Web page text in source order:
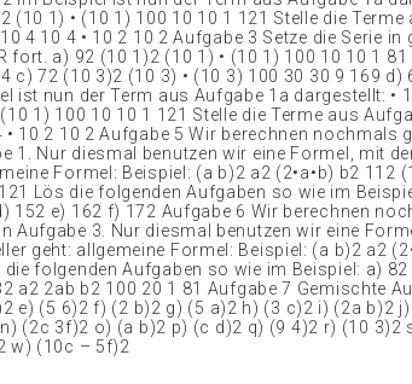
(10 1) • (10 1) 100 10 10 1 121 Stelle die
4 10 4 • 10 2 10 2 Aufgabe 3 Setze die Serie in
fort. a) 92 (10 1)2 (10 1) • (10 1) 100 10 10 1
c) 72 (10 3)2 (10 3) • (10 3) 100 30 30 9 169 d)
ist nun der Term aus Aufgabe 1a dargestellt: •
1) 100 10 10 1 121 Stelle die Terme aus
• 10 2 10 2 Aufgabe 5 Wir berechnen nochmals
1. Nur diesmal benutzen wir eine Formel, mit
Formel: Beispiel: (a b)2 a2 (2•a•b) b2 112
Lös die folgenden Aufgaben so wie im
152 e) 162 f) 172 Aufgabe 6 Wir berechnen
Aufgabe 3. Nur diesmal benutzen wir eine
geht: allgemeine Formel: Beispiel: (a b)2 a2
die folgenden Aufgaben so wie im Beispiel: a)
a2 2ab b2 100 20 1 81 Aufgabe 7 Gemischte
e) (5 6)2 f) (2 b)2 g) (5 a)2 h) (3 c)2 i) (2a b)2
(2c 3f)2 o) (a b)2 p) (c d)2 q) (9 4)2 r) (10 3)2
w) (10c – 5f)2